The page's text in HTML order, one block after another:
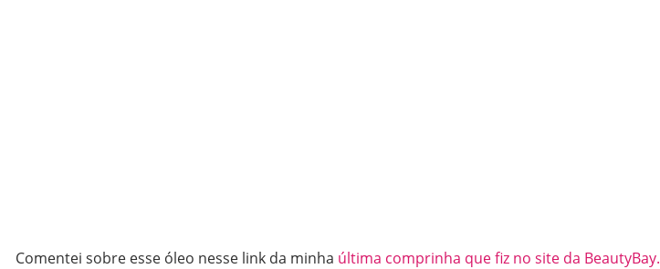
Comentei sobre esse óleo nesse link da minha última comprinha que fiz no site da BeautyBay.